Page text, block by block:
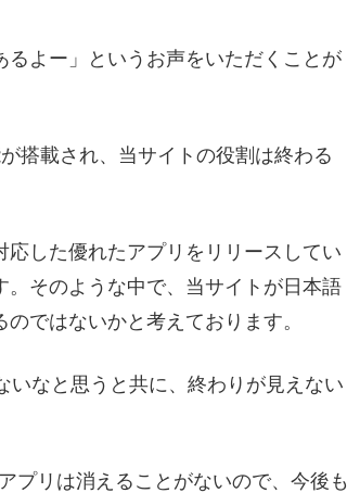
よー」というお声をいただくことが
搭載され、当サイトの役割は終わる
した優れたアプリをリリースしてい
そのような中で、当サイトが日本語
ではないかと考えております。
なと思うと共に、終わりが見えない
プリは消えることがないので、今後も